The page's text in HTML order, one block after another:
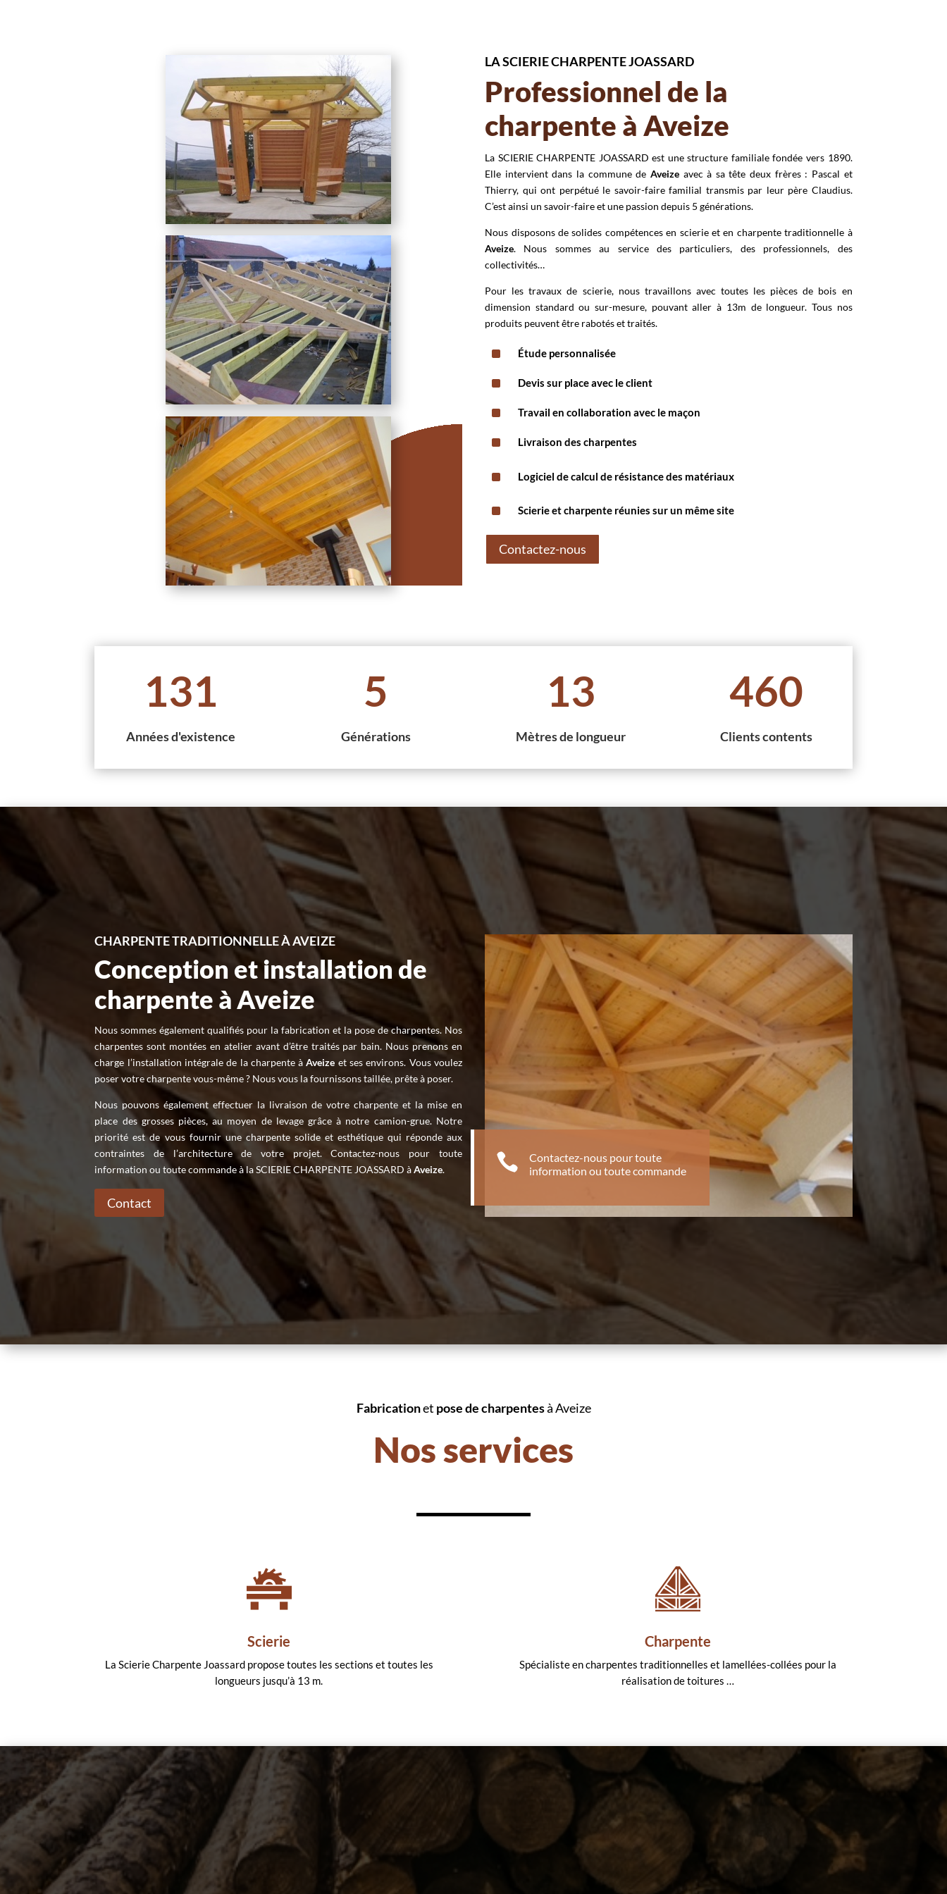
LA SCIERIE CHARPENTE JOASSARD
Professionnel de la
charpente à Aveize
La SCIERIE CHARPENTE JOASSARD est une structure familiale fondée vers 1890.
Elle intervient dans la commune de Aveizeavec à sa tête deux frères : Pascal et
Thierry, qui ont perpétué le savoir-faire familial transmis par leur père Claudius.
C’est ainsi un savoir-faire et une passion depuis 5 générations.
Nous disposons de solides compétences en scierie et en charpente traditionnelle à
Aveize. Nous sommes au service des particuliers, des professionnels, des
collectivités…
Pour les travaux de scierie, nous travaillons avec toutes les pièces de bois en
dimension standard ou sur-mesure, pouvant aller à 13m de longueur. Tous nos
produits peuvent être rabotés et traités.
^ Étude personnalisée
^ Devis sur place avec le client
^ Travail en collaboration avec le maçon
^ Livraison des charpentes
^ Logiciel de calcul de résistance des matériaux
^ Scierie et charpente réunies sur un même site
Contactez-nous
131
Années d'existence
5
Générations
13
Mètres de longueur
460
Clients contents
CHARPENTE TRADITIONNELLE À AVEIZE
Conception et installation de
charpente à Aveize
Nous sommes également qualifiés pour la fabrication et la pose de charpentes. Nos
charpentes sont montées en atelier avant d’être traités par bain. Nous prenons en
charge l’installation intégrale de la charpente àAveize et ses environs. Vous voulez
poser votre charpente vous-même ? Nous vous la fournissons taillée, prête à poser.
Nous pouvons également effectuer la livraison de votre charpente et la mise en
place des grosses pièces, au moyen de levage grâce à notre camion-grue. Notre
priorité est de vous fournir une charpente solide et esthétique qui réponde aux
contraintes de l’architecture de votre projet. Contactez-nous pour toute
information ou toute commande à la SCIERIE CHARPENTE JOASSARD àAveize.
Contact

Contactez-nous pour toute
information ou toute commande
Fabricationet pose de charpentesà Aveize
Nos services
Scierie
La Scierie Charpente Joassard propose toutes les sections et toutes les
longueurs jusqu’à 13 m.
Charpente
Spécialiste en charpentes traditionnelles et lamellées-collées pour la
réalisation de toitures …